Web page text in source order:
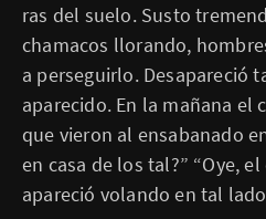
ras del suelo. Susto
chamacos llorando,
a perseguirlo. Desapareció
aparecido. En la mañana el
que vieron al ensabanado
en casa de los tal?” “Oye,
apareció volando en tal